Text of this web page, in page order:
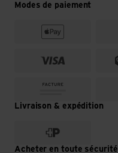
Modes de paiement
Livraison & expédition
Acheter en toute sécurité